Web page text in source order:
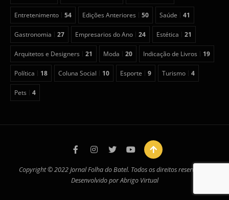
Entretenimento 54 Edições Anteriores 50 Saúde 41
Gastronomia 27 Empresarios do Ano 24 Estética 21
Arquitetos e Designers 21 Moda 20 Indicação de Livros 19
Política 18 Coluna Social 10 Esporte 9 Turismo 4
Pets 4
Copyright © 2022 Jornal Folha do Batel. Todos os direitos reservados.
Desenvolvido porAbrigo Virtual